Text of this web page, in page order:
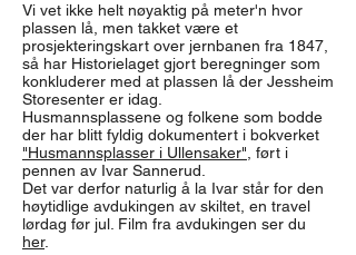
Vi vet ikke helt nøyaktig på meter'n hvor
plassen lå, men takket være et
prosjekteringskart over jernbanen fra 1847,
så har Historielaget gjort beregninger som
konkluderer med at plassen lå der Jessheim
Storesenter er idag.
Husmannsplassene og folkene som bodde
der har blitt fyldig dokumentert i bokverket
"Husmannsplasser i Ullensaker" , ført i
pennen av Ivar Sannerud.
Det var derfor naturlig å la Ivar står for den
høytidlige avdukingen av skiltet, en travel
lørdag før jul. Film fra avdukingen ser du
her.